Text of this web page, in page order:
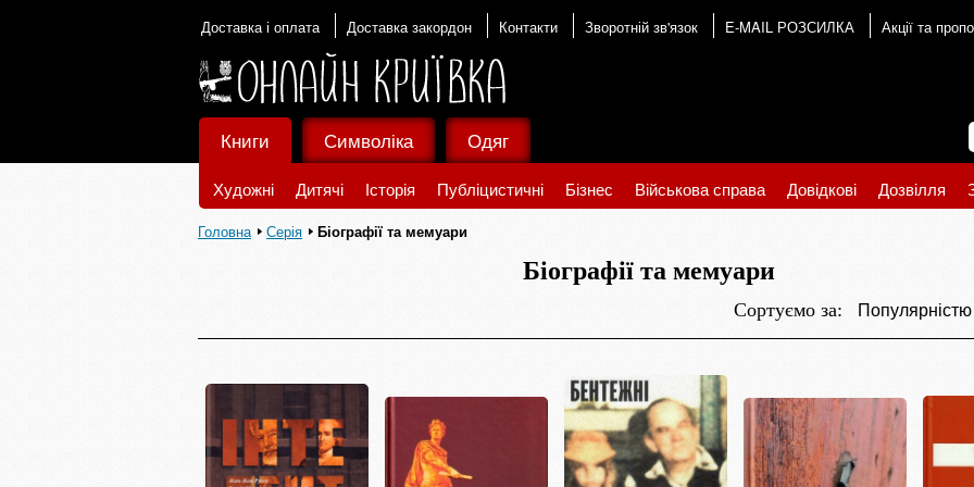
Доставка і оплата Доставка закордон Контакти Зворотній зв'язок E-MAIL РОЗСИЛКА Акції та
Книги
Художні Дитячі Історія Публіцистичні Бізнес Військова справа Довідкові Дозвілля
Символіка Одяг
Головна Серія Біографії та мемуари
Біографії та мемуари
Сортуємо за: